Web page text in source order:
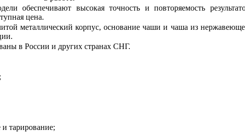
обеспечивают высокая точность и повторяемость
цена.
металлический корпус, основание чаши и чаша из
в России и других странах СНГ.
тарирование;